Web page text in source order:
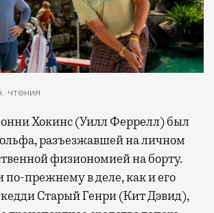
чтения
разъезжавшей на личном
физиономией на борту.
по-прежнему в деле, как и его
Старый Генри (Кит Дэвид),